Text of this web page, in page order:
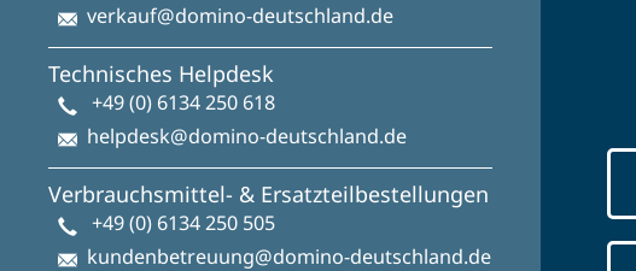
verkauf@domino-deutschland.de
Technisches Helpdesk
+49 (0) 6134 250 618
helpdesk@domino-deutschland.de
Verbrauchsmittel- & Ersatzteilbestellungen
+49 (0) 6134 250 505
kundenbetreuung@domino-deutschland.de